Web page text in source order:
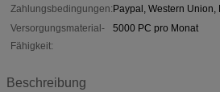
Zahlungsbedingungen:Paypal, Western Union,
Versorgungsmaterial-
Fähigkeit:
5000 PC pro Monat
Beschreibung